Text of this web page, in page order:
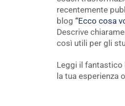
recentemente
blog “Ecco cosa
Descrive
così utili per gli
Leggi il fantastico
la tua esperienza